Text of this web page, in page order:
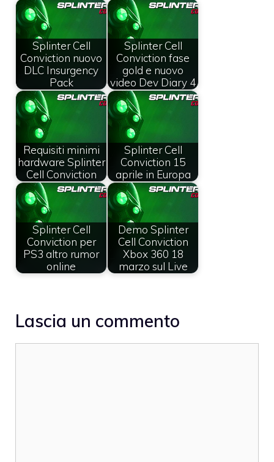
Splinter Cell
Conviction nuovo
DLC Insurgency
Pack
Splinter Cell
Conviction fase
gold e nuovo
video Dev Diary 4
Requisiti minimi
hardware Splinter
Cell Conviction
Splinter Cell
Conviction 15
aprile in Europa
Splinter Cell
Conviction per
PS3 altro rumor
online
Demo Splinter
Cell Conviction
Xbox 360 18
marzo sul Live
Lascia un commento